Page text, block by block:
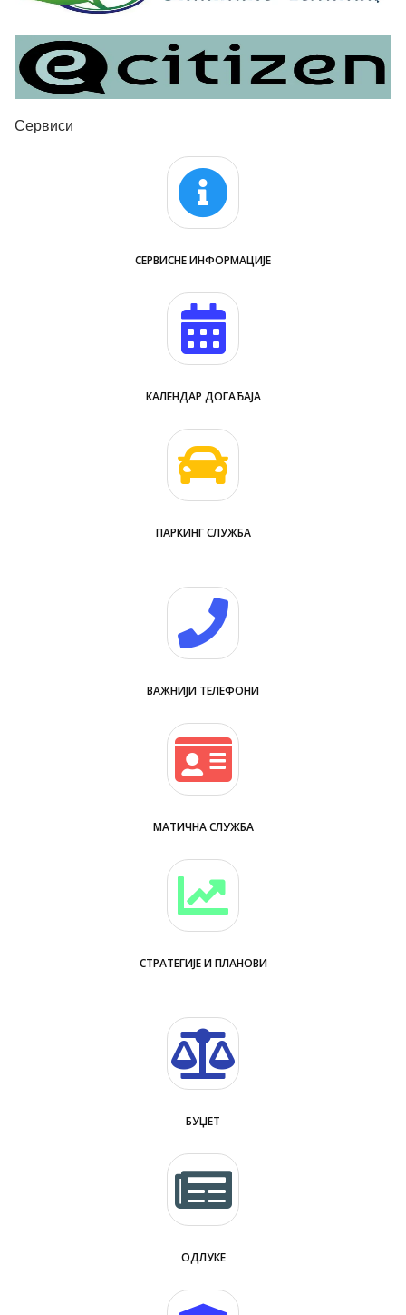
Сервиси
СЕРВИСНЕ ИНФОРМАЦИЈЕ
КАЛЕНДАР ДОГАЂАЈА
ПАРКИНГ СЛУЖБА
ВАЖНИЈИ ТЕЛЕФОНИ
МАТИЧНА СЛУЖБА
СТРАТЕГИЈЕ И ПЛАНОВИ
БУЏЕТ
ОДЛУКЕ